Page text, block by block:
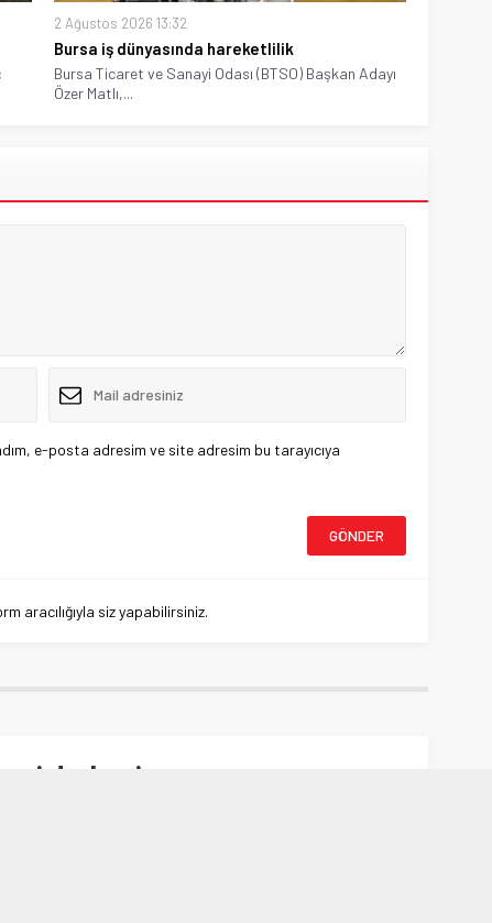
2 Ağustos 2026 13:32
Bursa iş dünyasında hareketlilik
Bursa Ticaret ve Sanayi Odası (BTSO) Başkan Adayı
Özer Matlı,...
e-posta adresim ve site adresim bu tarayıcıya
aracılığıyla siz yapabilirsiniz.
darbesi